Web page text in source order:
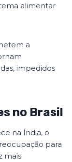
alimentar
a
impedidos
no Brasil
na Índia, o
para
mais